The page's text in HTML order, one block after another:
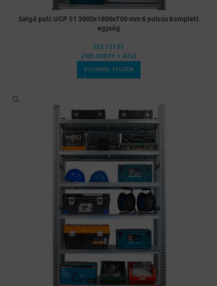
Salgó polc UGP S1 3000x1800x700 mm 6 polcos komplett
egység
133 731 Ft
(105 300Ft + Áfa)
KOSÁRBA TESZEM